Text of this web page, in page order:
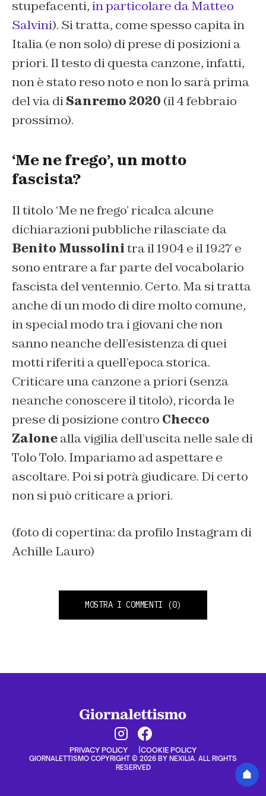
stupefacenti,in particolare da Matteo
Salvini). Si tratta, come spesso capita in
Italia (e non solo) di prese di posizioni a
priori. Il testo di questa canzone, infatti,
non è stato reso noto e non lo sarà prima
del via diSanremo 2020 (il 4 febbraio
prossimo).
‘Me ne frego’, un motto
fascista?
Il titolo ‘Me ne frego’ ricalca alcune
dichiarazioni pubbliche rilasciate da
Benito Mussolinitra il 1904 e il 1927 e
sono entrare a far parte del vocabolario
fascista del ventennio. Certo. Ma si tratta
anche di un modo di dire molto comune,
in special modo tra i giovani che non
sanno neanche dell’esistenza di quei
motti riferiti a quell’epoca storica.
Criticare una canzone a priori (senza
neanche conoscere il titolo), ricorda le
prese di posizione contro Checco
Zalonealla vigilia dell’uscita nelle sale di
Tolo Tolo. Impariamo ad aspettare e
ascoltare. Poi si potrà giudicare. Di certo
non si può criticare a priori.
(foto di copertina: da profilo Instagram di
Achille Lauro)
MOSTRA I COMMENTI (0)
PRIVACY POLICY COOKIE POLICY
GIORNALETTISMO COPYRIGHT © 2026 BY NEXILIA. ALL RIGHTS
RESERVED